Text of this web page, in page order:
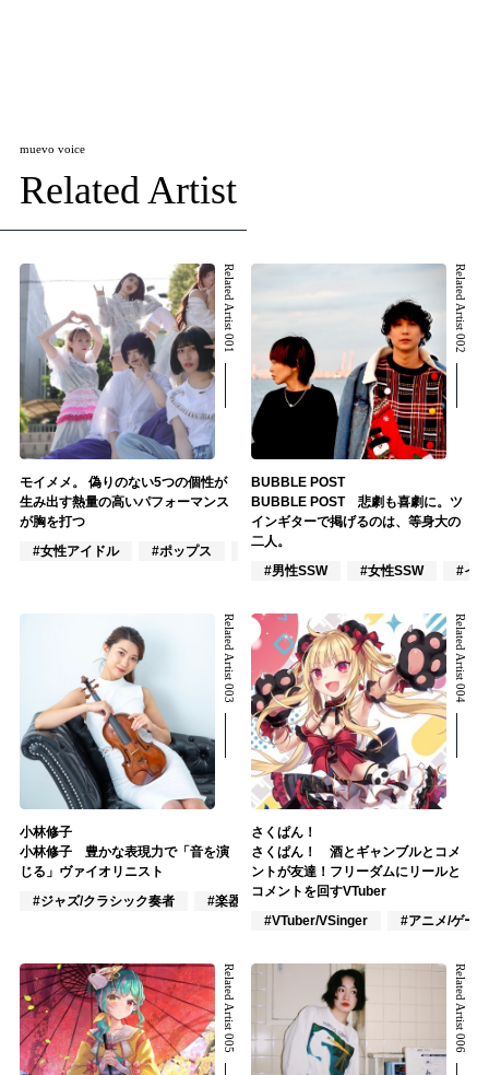
muevo voice
Related Artist
Related Artist 001
モイメメ。 偽りのない5つの個性が
生み出す熱量の高いパフォーマンス
が胸を打つ
#女性アイドル
#ポップス #J-POP
Related Artist 002
BUBBLE POST
BUBBLE POST 悲劇も喜劇に。ツ
インギターで掲げるのは、等身大の
二人。
#男性SSW
#女性SSW #イ
Related Artist 003
小林修子
小林修子 豊かな表現力で「音を演
じる」ヴァイオリニスト
#ジャズ/クラシック奏者
#楽器奏者 #J-POP
Related Artist 004
さくぱん！
さくぱん！ 酒とギャンブルとコメ
ントが友達！フリーダムにリールと
コメントを回すVTuber
#VTuber/VSinger
#アニメ/ゲーム
Related Artist 005 Related Artist 006